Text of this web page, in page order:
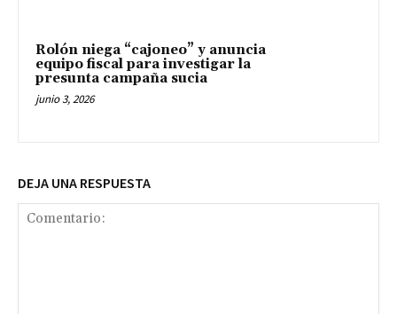
Rolón niega “cajoneo” y anuncia
equipo fiscal para investigar la
presunta campaña sucia
junio 3, 2026
DEJA UNA RESPUESTA